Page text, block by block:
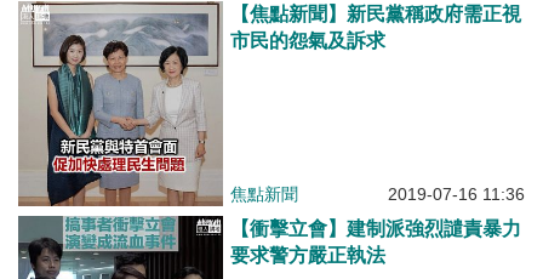
【焦點新聞】新民黨稱政府需正視
市民的怨氣及訴求
焦點新聞 2019-07-16 11:36
【衝擊立會】建制派強烈譴責暴力
要求警方嚴正執法